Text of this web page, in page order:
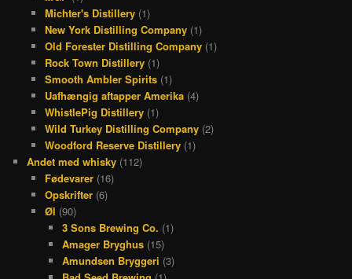
Michter's Distillery(1)
New York Distilling Company(1)
Old Forester Distilling Company(1)
Rock Town Distillery(1)
Smooth Ambler Spirits(1)
Uafhængig aftapper Amerika(4)
WhistlePig Distillery(1)
Wild Turkey Distilling Company(2)
Woodford Reserve Distillery(1)
Andet med whisky (112)
Fødevarer(16)
Opskrifter(6)
Øl (90)
3 Sons Brewing Co. (1)
Amager Bryghus (15)
Amundsen Bryggeri (3)